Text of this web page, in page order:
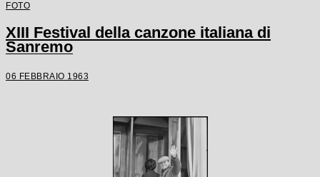
FOTO
XIII Festival della canzone italiana di
Sanremo
06 FEBBRAIO 1963